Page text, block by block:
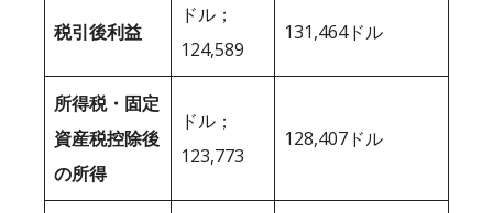
税引後利益
ドル；
124,589
131,464ドル
所得税・固定
資産税控除後
の所得
ドル；
123,773
128,407ドル